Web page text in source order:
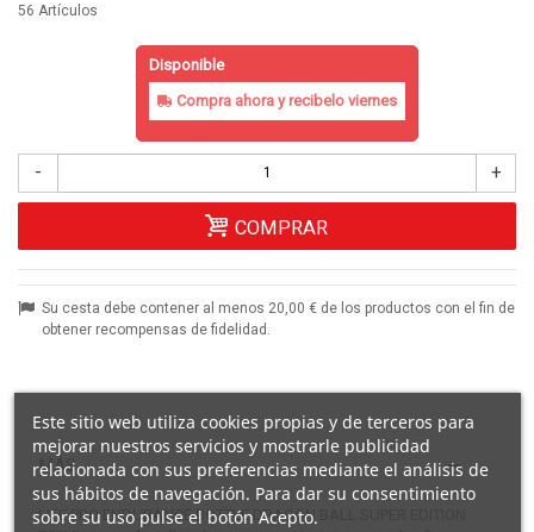
56 Artículos
Disponible
Compra ahora y recibelo viernes
- +
COMPRAR
Su cesta debe contener al menos 20,00 € de los productos con el fin de
obtener recompensas de fidelidad.
MÁS
LIFE PRO ENDURANCE BOTTLE DRAGON BALL SUPER EDITION
Este sitio web utiliza cookies propias y de terceros para
mejorar nuestros servicios y mostrarle publicidad
relacionada con sus preferencias mediante el análisis de
sus hábitos de navegación. Para dar su consentimiento
sobre su uso pulse el botón Acepto.